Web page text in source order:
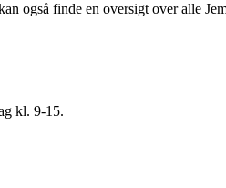
også finde en oversigt over alle
kl. 9-15.